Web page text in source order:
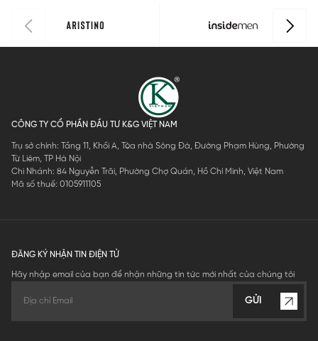
CÔNG TY CỔ PHẦN ĐẦU TƯ K&G VIỆT NAM
Trụ sở chính: Tầng 11, Khối A, Tòa nhà Sông Đà, Đường Phạm Hùng, Phường
Từ Liêm, TP Hà Nội
Chi Nhánh: 84 Nguyễn Trãi, Phường Chợ Quán, Hồ Chí Minh, Việt Nam
Mã số thuế: 0105911105
ĐĂNG KÝ NHẬN TIN ĐIỆN TỬ
Hãy nhập email của bạn để nhận những tin tức mới nhất của chúng tôi
GỬI